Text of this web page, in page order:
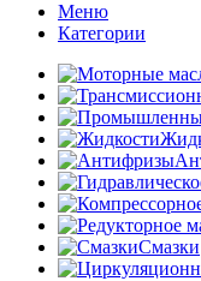
Меню
Категории
Смазки